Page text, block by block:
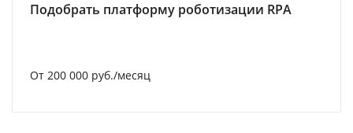
Подобрать платформу роботизации RPA
От 200 000 руб./месяц